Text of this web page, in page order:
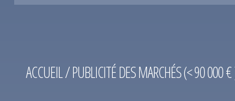
ACCUEIL/PUBLICITÉ DES MARCHÉS (< 90 000